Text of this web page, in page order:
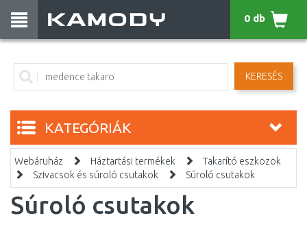
KERESÉS
0 db
KATEGÓRIÁK
Webáruház Háztartási termékek
Takarító eszközök
Szivacsok és súroló csutakok
Súroló csutakok
Súroló csutakok